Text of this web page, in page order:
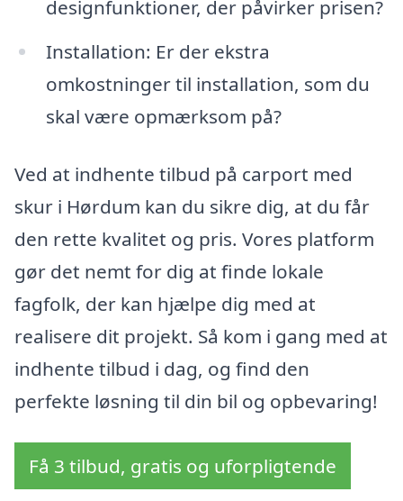
designfunktioner, der påvirker prisen?
Installation: Er der ekstra
omkostninger til installation, som du
skal være opmærksom på?
Ved at indhente tilbud på carport med
skur i Hørdum kan du sikre dig, at du får
den rette kvalitet og pris. Vores platform
gør det nemt for dig at finde lokale
fagfolk, der kan hjælpe dig med at
realisere dit projekt. Så kom i gang med at
indhente tilbud i dag, og find den
perfekte løsning til din bil og opbevaring!
Få 3 tilbud, gratis og uforpligtende